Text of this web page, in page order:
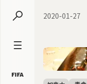
2020-01-27